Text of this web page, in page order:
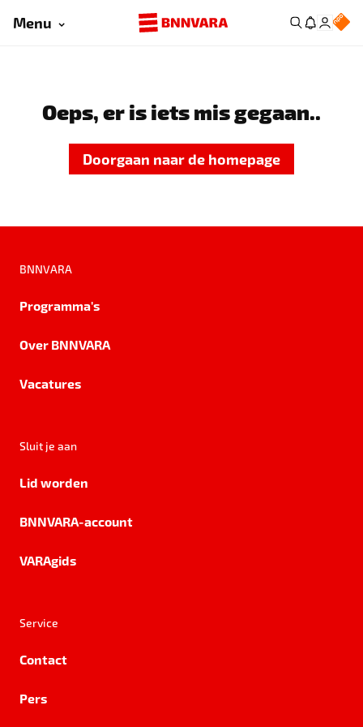
Menu
Oeps, er is iets mis gegaan..
Doorgaan naar de homepage
BNNVARA
Programma's
Over BNNVARA
Vacatures
Sluit je aan
Lid worden
BNNVARA-account
VARAgids
Service
Contact
Pers